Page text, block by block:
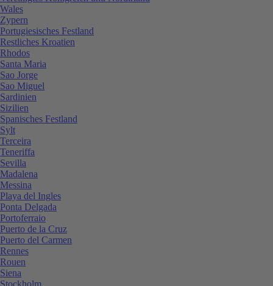
Wales
Zypern
Portugiesisches Festland
Restliches Kroatien
Rhodos
Santa Maria
Sao Jorge
Sao Miguel
Sardinien
Sizilien
Spanisches Festland
Sylt
Terceira
Teneriffa
Sevilla
Madalena
Messina
Playa del Ingles
Ponta Delgada
Portoferraio
Puerto de la Cruz
Puerto del Carmen
Rennes
Rouen
Siena
Stockholm